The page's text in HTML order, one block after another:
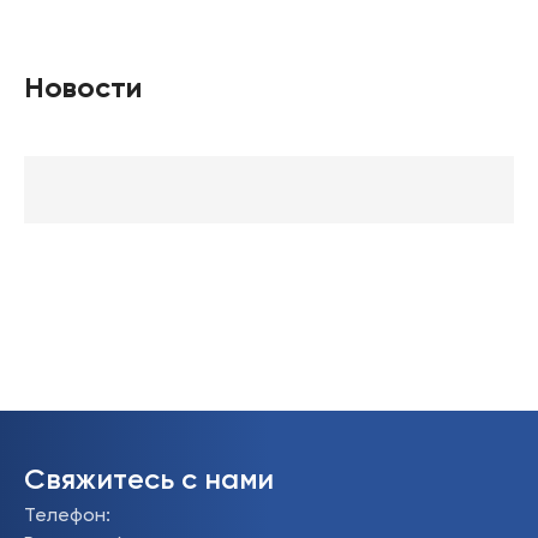
Новости
Свяжитесь с нами
Телефон: